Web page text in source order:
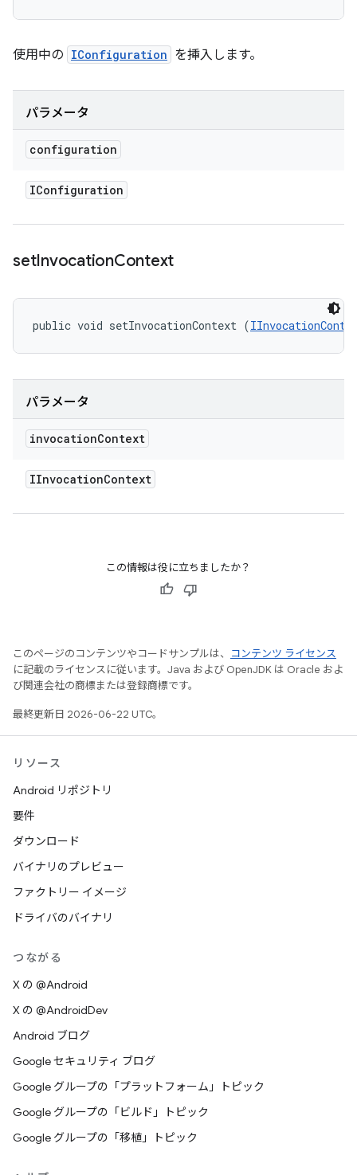
使用中の IConfiguration を挿入します。
パラメータ
configuration
IConfiguration
setInvocationContext
public void setInvocationContext (
パラメータ
invocationContext
IInvocationContext
この情報は役に立ちましたか？
このページのコンテンツやコードサンプルは、
コンテンツ ライセンス
に記載のライセンスに従います。Java および OpenJDK は Oracle およ
び関連会社の商標または登録商標です。
最終更新日 2026-06-22 UTC。
リソース
Android リポジトリ
要件
ダウンロード
バイナリのプレビュー
ファクトリー イメージ
ドライバのバイナリ
つながる
X の @Android
X の @AndroidDev
Android ブログ
Google セキュリティ ブログ
Google グループの「プラットフォーム」トピック
Google グループの「ビルド」トピック
Google グループの「移植」トピック